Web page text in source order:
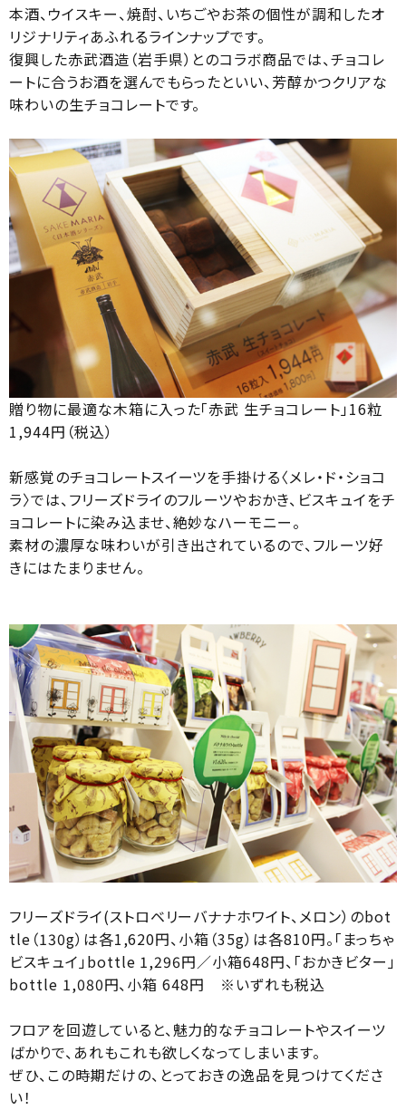
本酒、ウイスキー、焼酎、いちごやお茶の個性が調和したオ
リジナリティあふれるラインナップです。
復興した赤武酒造（岩手県）とのコラボ商品では、チョコレ
ートに合うお酒を選んでもらったといい、芳醇かつクリアな
味わいの生チョコレートです。
贈り物に最適な木箱に入った「赤武 生チョコレート」16粒
1,944円（税込）
新感覚のチョコレートスイーツを手掛ける〈メレ・ド・ショコ
ラ〉では、フリーズドライのフルーツやおかき、ビスキュイをチ
ョコレートに染み込ませ、絶妙なハーモニー。
素材の濃厚な味わいが引き出されているので、フルーツ好
きにはたまりません。
フリーズドライ(ストロベリーバナナホワイト、メロン）のbot
tle（130g）は各1,620円、小箱（35g）は各810円。「まっちゃ
ビスキュイ」bottle 1,296円／小箱648円、「おかきビター」
bottle 1,080円、小箱 648円 ※いずれも税込
フロアを回遊していると、魅力的なチョコレートやスイーツ
ばかりで、あれもこれも欲しくなってしまいます。
ぜひ、この時期だけの、とっておきの逸品を見つけてくださ
い！